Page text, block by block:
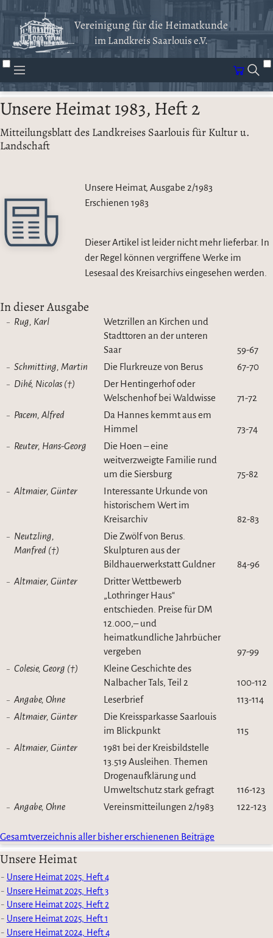
Vereinigung für die Heimatkunde
im Landkreis Saarlouis e.V.
Unsere Heimat 1983, Heft 2
Mitteilungsblatt des Landkreises Saarlouis für Kultur u.
Landschaft
Unsere Heimat, Ausgabe 2/1983
Erschienen 1983
Dieser Artikel ist leider nicht mehr lieferbar. In
der Regel können vergriffene Werke im
Lesesaal des Kreisarchivs eingesehen werden.
In dieser Ausgabe
Rug, Karl
Wetzrillen an Kirchen und
Stadttoren an der unteren
Saar
59-67
Schmitting, Martin
Die Flurkreuze von Berus
67-70
Dihé, Nicolas (†)
Der Hentingerhof oder
Welschenhof bei Waldwisse
71-72
Pacem, Alfred
Da Hannes kemmt aus em
Himmel
73-74
Reuter, Hans-Georg
Die Hoen – eine
weitverzweigte Familie rund
um die Siersburg
75-82
Altmaier, Günter
Interessante Urkunde von
historischem Wert im
Kreisarchiv
82-83
Neutzling,
Manfred (†)
Die Zwölf von Berus.
Skulpturen aus der
Bildhauerwerkstatt Guldner
84-96
Altmaier, Günter
Dritter Wettbewerb
„Lothringer Haus“
entschieden. Preise für DM
12.000,– und
heimatkundliche Jahrbücher
vergeben
97-99
Colesie, Georg (†)
Kleine Geschichte des
Nalbacher Tals, Teil 2
100-112
Angabe, Ohne
Leserbrief
113-114
Altmaier, Günter
Die Kreissparkasse Saarlouis
im Blickpunkt
115
Altmaier, Günter
1981 bei der Kreisbildstelle
13.519 Ausleihen. Themen
Drogenaufklärung und
Umweltschutz stark gefragt
116-123
Angabe, Ohne
Vereinsmitteilungen 2/1983 122-123
Gesamtverzeichnis aller bisher erschienenen Beiträge
Unsere Heimat
Unsere Heimat 2025, Heft 4
Unsere Heimat 2025, Heft 3
Unsere Heimat 2025, Heft 2
Unsere Heimat 2025, Heft 1
Unsere Heimat 2024, Heft 4